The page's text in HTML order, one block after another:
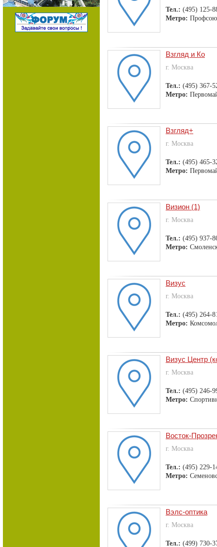
Тел.: (495) 125-
Метро:
Взгляд и Ко
г. Москва
Тел.: (495) 367-
Метро:
Взгляд+
г. Москва
Тел.: (495) 465-
Метро:
Визион (1)
г. Москва
Тел.: (495) 937-
Метро:
Визус
г. Москва
Тел.: (495) 264-
Метро:
Визус Центр
г. Москва
Тел.: (495) 246-
Метро:
Восток-
г. Москва
Тел.: (495) 229-
Метро:
Вэлс-оптика
г. Москва
Тел.: (499) 730-